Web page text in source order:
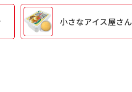
小さなアイス屋さん